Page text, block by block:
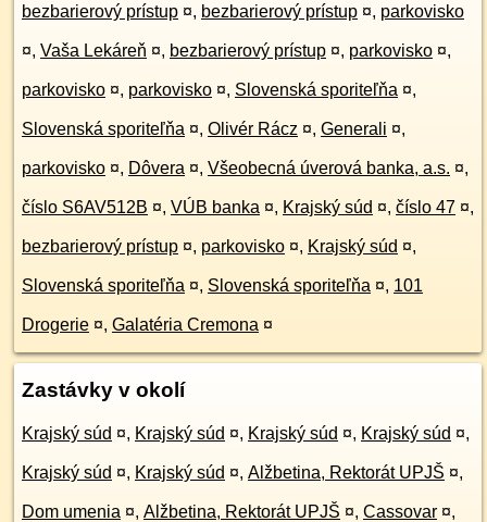
bezbarierový prístup ¤, bezbarierový prístup ¤, parkovisko
¤, Vaša Lekáreň ¤, bezbarierový prístup ¤, parkovisko ¤,
parkovisko ¤, parkovisko ¤, Slovenská sporiteľňa ¤,
Slovenská sporiteľňa ¤, Olivér Rácz ¤, Generali ¤,
parkovisko ¤, Dôvera ¤, Všeobecná úverová banka, a.s. ¤,
číslo S6AV512B ¤, VÚB banka ¤, Krajský súd ¤, číslo 47 ¤,
bezbarierový prístup ¤, parkovisko ¤, Krajský súd ¤,
Slovenská sporiteľňa ¤, Slovenská sporiteľňa ¤, 101
Drogerie ¤, Galatéria Cremona ¤
Zastávky v okolí
Krajský súd ¤, Krajský súd ¤, Krajský súd ¤, Krajský súd ¤,
Krajský súd ¤, Krajský súd ¤, Alžbetina, Rektorát UPJŠ ¤,
Dom umenia ¤, Alžbetina, Rektorát UPJŠ ¤, Cassovar ¤,